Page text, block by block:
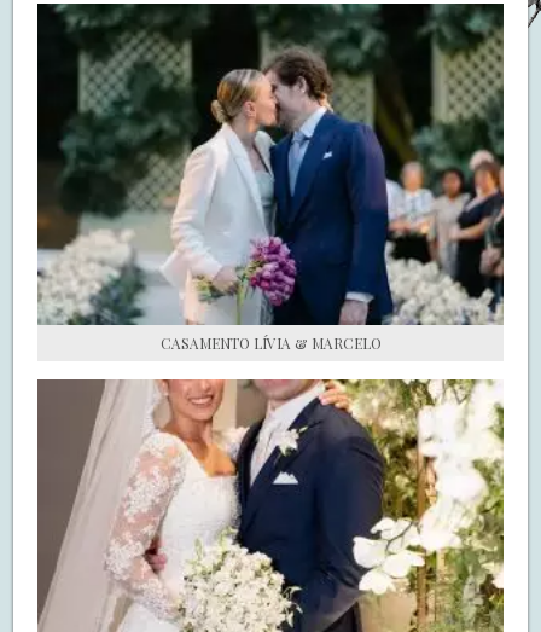
WILL YOU MARRY ME?
LUA DE MEL
COZINHA
DECORAÇÃO
DE NOIVA PRA NOIVA
S.O.S CASADAS
FALE COM O SAY I DO
CASAMENTO LÍVIA & MARCELO